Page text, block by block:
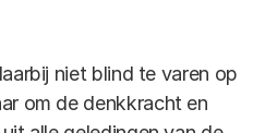
niet blind te varen op
om de denkkracht en